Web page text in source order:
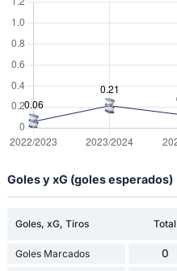
Goles y xG (goles esperados)
Goles, xG, Tiros Total
Goles Marcados 0